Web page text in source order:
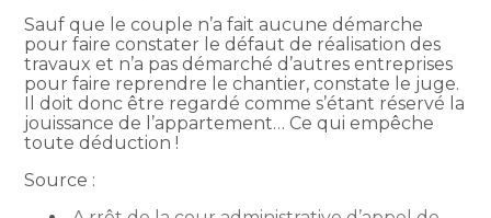
Sauf que le couple n’a fait aucune démarche
pour faire constater le défaut de réalisation des
travaux et n’a pas démarché d’autres entreprises
pour faire reprendre le chantier, constate le juge.
Il doit donc être regardé comme s’étant réservé la
jouissance de l’appartement… Ce qui empêche
toute déduction !
Source :